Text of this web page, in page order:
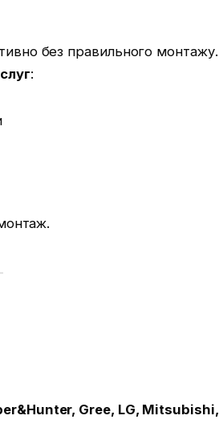
без правильного монтажу.
:
Gree, LG, Mitsubishi,